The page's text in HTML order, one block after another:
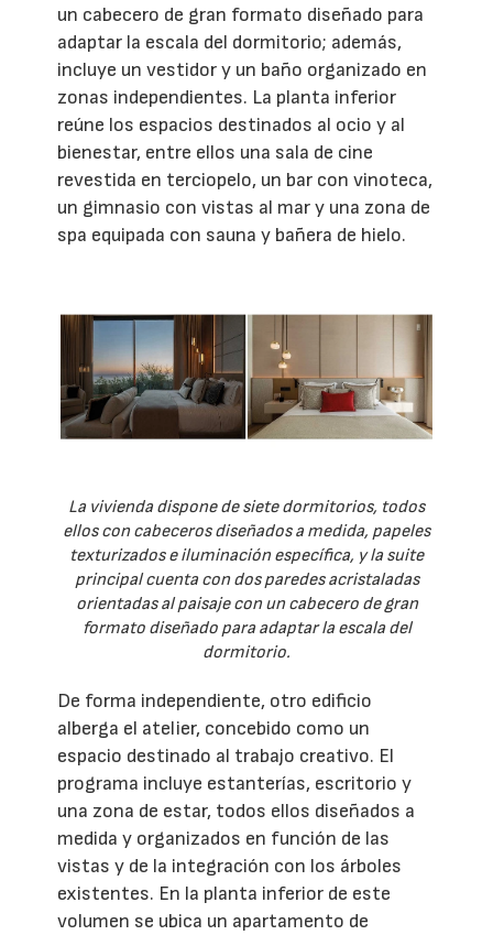
un cabecero de gran formato diseñado para
adaptar la escala del dormitorio; además,
incluye un vestidor y un baño organizado en
zonas independientes. La planta inferior
reúne los espacios destinados al ocio y al
bienestar, entre ellos una sala de cine
revestida en terciopelo, un bar con vinoteca,
un gimnasio con vistas al mar y una zona de
spa equipada con sauna y bañera de hielo.
La vivienda dispone de siete dormitorios, todos
ellos con cabeceros diseñados a medida, papeles
texturizados e iluminación específica, y la suite
principal cuenta con dos paredes acristaladas
orientadas al paisaje con un cabecero de gran
formato diseñado para adaptar la escala del
dormitorio.
De forma independiente, otro edificio
alberga el atelier, concebido como un
espacio destinado al trabajo creativo. El
programa incluye estanterías, escritorio y
una zona de estar, todos ellos diseñados a
medida y organizados en función de las
vistas y de la integración con los árboles
existentes. En la planta inferior de este
volumen se ubica un apartamento de